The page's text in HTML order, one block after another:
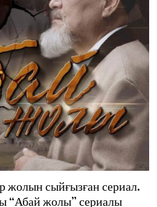
сыйғызған сериал.
“Абай жолы” сериалы